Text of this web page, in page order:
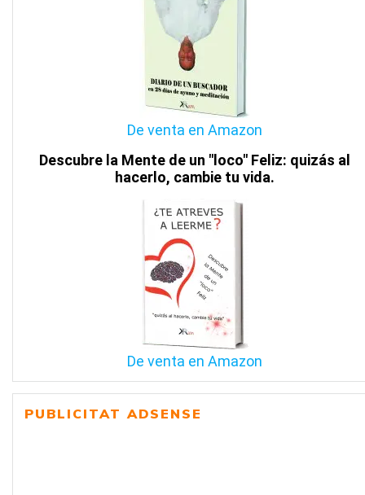
De venta en Amazon
Descubre la Mente de un "loco" Feliz: quizás al
hacerlo, cambie tu vida.
De venta en Amazon
PUBLICITAT ADSENSE